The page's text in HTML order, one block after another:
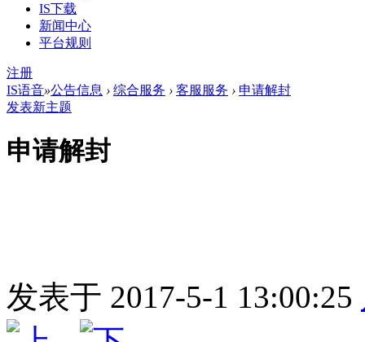
IS下载
新闻中心
平台规则
注册
IS语音»公告信息 › 综合服务 › 客服服务 › 申请解封
发表新主题
申请解封
发表于 2017-5-1 13:00:25